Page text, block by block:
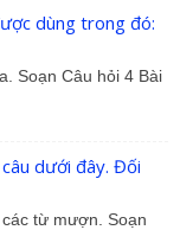
dùng trong đó:
Soạn Câu hỏi 4 Bài
dưới đây. Đối
từ mượn. Soạn